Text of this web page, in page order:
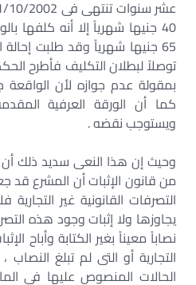
40 جنيها شهرياً إلا أنه كلفها
65 جنيها شهرياً وقد طلبت
توصلاً لبطلان التكليف فأطرح
بمقولة عدم جوازه لأن الواقعة
كما أن الورقة العرفية
ويستوجب نقضه .
من قانون الإثبات أن المشرع قد
التصرفات القانونية غير
يجاوزها ولا إثبات وجود هذه
نصاباً معيناً بغير الكتابة وأباح
التجارية أو التى لم تبلغ النصاب
الحالات المنصوص عليها فى